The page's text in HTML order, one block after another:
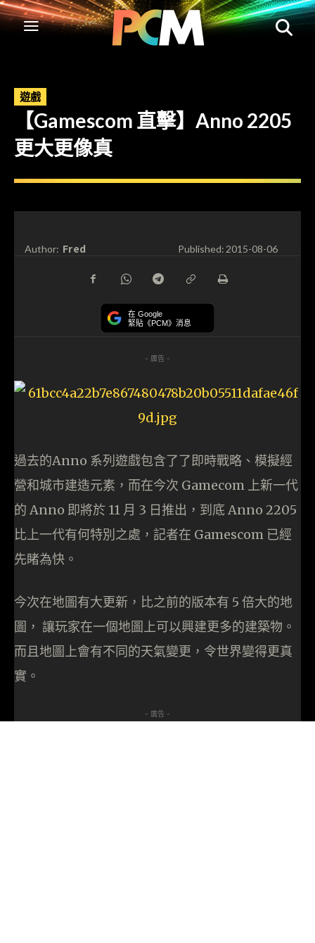
遊戲
【Gamescom 直擊】Anno 2205
更大更像真
Author: Fred Published:2015-08-06
在 Google
緊貼《PCM》消息
- 廣告 -
過去的Anno 系列遊戲包含了了即時戰略、模擬經
營和城市建造元素，而在今次 Gamecom 上新一代
的 Anno 即將於 11 月 3 日推出，到底 Anno 2205
比上一代有何特別之處，記者在 Gamescom 已經
先睹為快。
今次在地圖有大更新，比之前的版本有 5 倍大的地
圖， 讓玩家在一個地圖上可以興建更多的建築物。
而且地圖上會有不同的天氣變更，令世界變得更真
實。
- 廣告 -